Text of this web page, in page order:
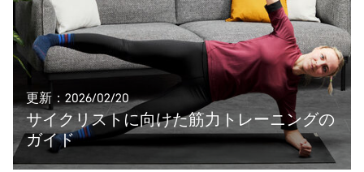
更新：2026/02/20
サイクリストに向けた筋力トレーニングの
ガイド